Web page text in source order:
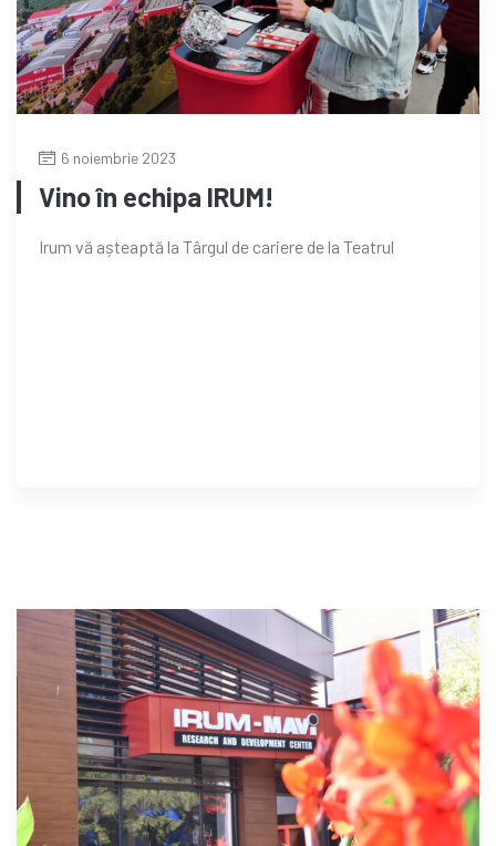
6 noiembrie 2023
Vino în echipa IRUM!
Irum vă așteaptă la Târgul de cariere de la Teatrul